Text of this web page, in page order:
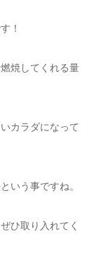
！
焼してくれる量
カラダになって
いう事ですね。
ひ取り入れてく